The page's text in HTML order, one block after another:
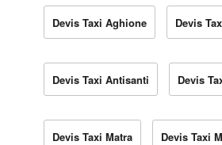
Devis Taxi Aghione Devis
Devis Taxi Antisanti Devis
Devis Taxi Matra Devis Taxi